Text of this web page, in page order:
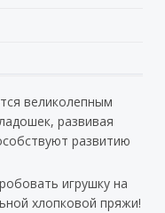
великолепным
развивая
развитию
игрушку на
хлопковой пряжи!